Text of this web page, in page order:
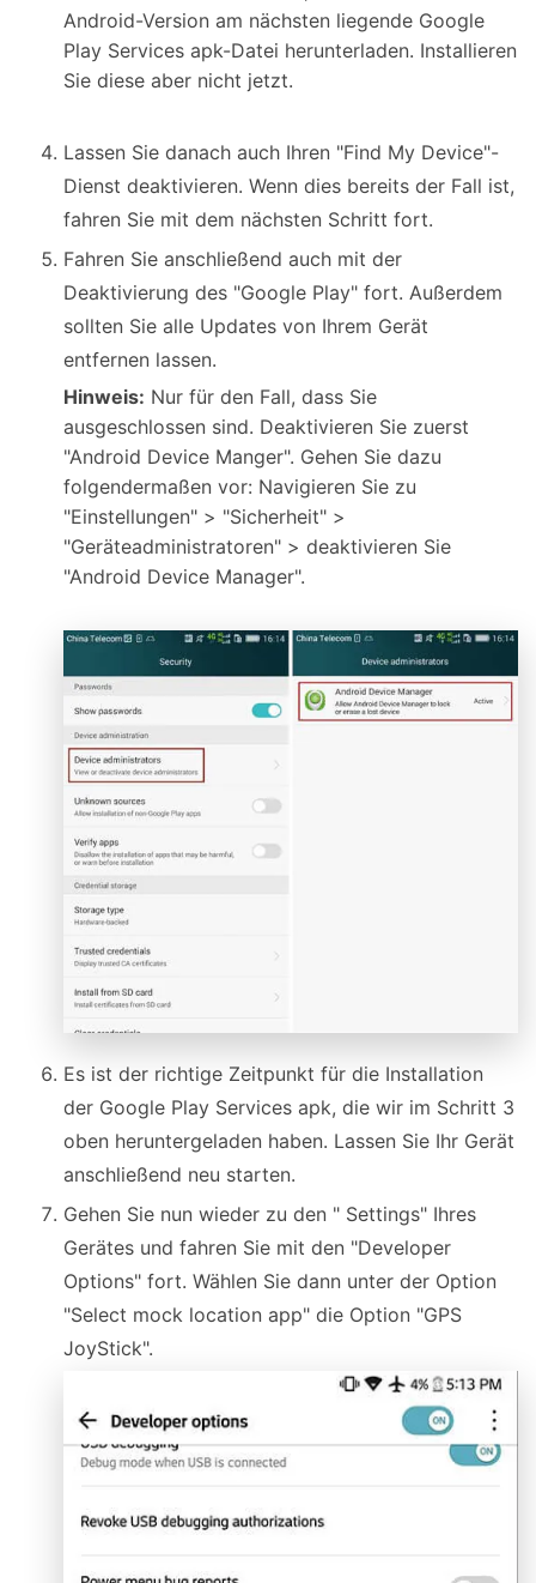
Android-Version am nächsten liegende Google
Play Services apk-Datei herunterladen. Installieren
Sie diese aber nicht jetzt.
Lassen Sie danach auch Ihren "Find My Device"-
Dienst deaktivieren. Wenn dies bereits der Fall ist,
fahren Sie mit dem nächsten Schritt fort.
Fahren Sie anschließend auch mit der
Deaktivierung des "Google Play" fort. Außerdem
sollten Sie alle Updates von Ihrem Gerät
entfernen lassen.
Hinweis: Nur für den Fall, dass Sie
ausgeschlossen sind. Deaktivieren Sie zuerst
"Android Device Manger". Gehen Sie dazu
folgendermaßen vor: Navigieren Sie zu
"Einstellungen" > "Sicherheit" >
"Geräteadministratoren" > deaktivieren Sie
"Android Device Manager".
Es ist der richtige Zeitpunkt für die Installation
der Google Play Services apk, die wir im Schritt 3
oben heruntergeladen haben. Lassen Sie Ihr Gerät
anschließend neu starten.
Gehen Sie nun wieder zu den " Settings" Ihres
Gerätes und fahren Sie mit den "Developer
Options" fort. Wählen Sie dann unter der Option
"Select mock location app" die Option "GPS
JoyStick".